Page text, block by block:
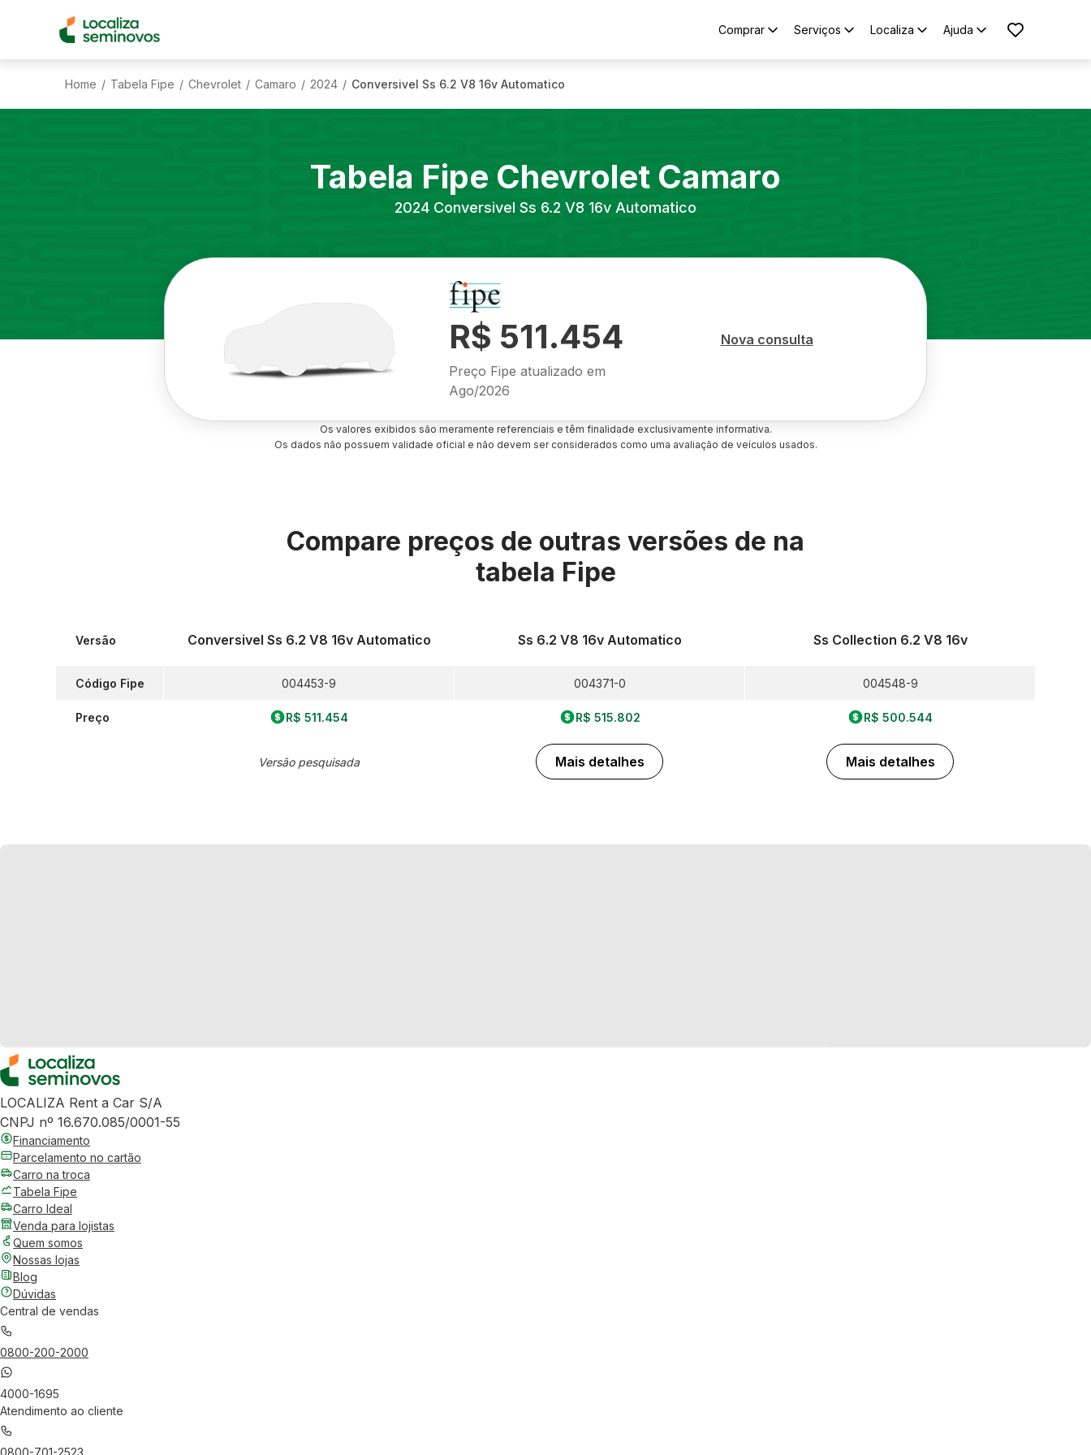
Comprar Serviços Localiza Ajuda
Home / Tabela Fipe / Chevrolet / Camaro / 2024 / Conversivel Ss 6.2 V8 16v Automatico
Tabela Fipe Chevrolet Camaro
2024 Conversivel Ss 6.2 V8 16v Automatico
R$ 511.454
Preço Fipe atualizado em
Ago/2026
Nova consulta
Os valores exibidos são meramente referenciais e têm finalidade exclusivamente informativa.
Os dados não possuem validade oficial e não devem ser considerados como uma avaliação de veículos usados.
Compare preços de outras versões de na
tabela Fipe
Versão
Código Fipe
Preço
Conversivel Ss 6.2 V8 16v Automatico
004453-9
R$ 511.454
Versão pesquisada
Ss 6.2 V8 16v Automatico
004371-0
R$ 515.802
Mais detalhes
Ss Collection 6.2 V8 16v
004548-9
R$ 500.544
Mais detalhes
LOCALIZA Rent a Car S/A
CNPJ nº 16.670.085/0001-55
Financiamento
Parcelamento no cartão
Carro na troca
Tabela Fipe
Carro Ideal
Venda para lojistas
Quem somos
Nossas lojas
Blog
Dúvidas
Central de vendas
0800-200-2000
4000-1695
Atendimento ao cliente
0800-701-2523